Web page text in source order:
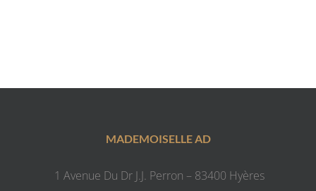
MADEMOISELLE AD
1 Avenue Du Dr J.J. Perron – 83400 Hyères